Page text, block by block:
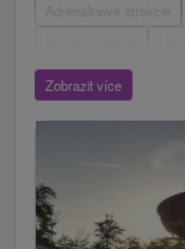
Adrenalinové atrakcie
ZOO a zvieracie farmy
Hrady, zámky, zrúcaniny
Vodopády
Drevené
Túry a turistické
Zobrazit více